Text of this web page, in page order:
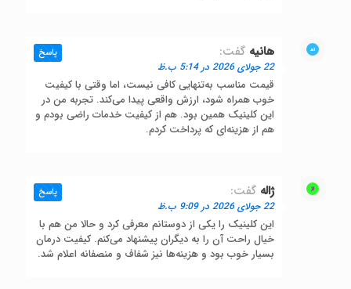
هانیه گفت:
22 جولای 2026 در 5:14 ب.ظ
قیمت مناسب به‌تنهایی کافی نیست، اما وقتی با کیفیت
خوب همراه شود، ارزش واقعی پیدا می‌کند. تجربه من در
این کلینیک همین بود. هم از کیفیت خدمات راضی بودم و
هم از هزینه‌ای که پرداخت کردم.
پاسخ
ژاله گفت:
22 جولای 2026 در 9:09 ب.ظ
این کلینیک را یکی از دوستانم معرفی کرد و حالا من هم با
خیال راحت آن را به دیگران پیشنهاد می‌کنم. کیفیت درمان
بسیار خوب بود و هزینه‌ها نیز شفاف و منصفانه اعلام شد.
پاسخ